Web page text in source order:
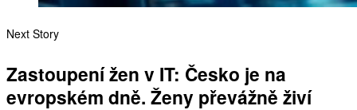
Next Story
Zastoupení žen v IT: Česko je na
evropském dně. Ženy převážně živí